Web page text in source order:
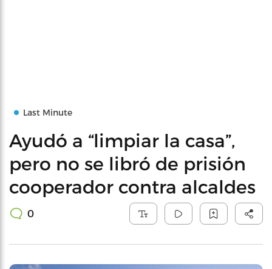
Last Minute
Ayudó a “limpiar la casa”,
pero no se libró de prisión
cooperador contra alcaldes
0